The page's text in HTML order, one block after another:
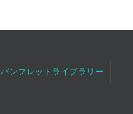
パンフレットライブラリー